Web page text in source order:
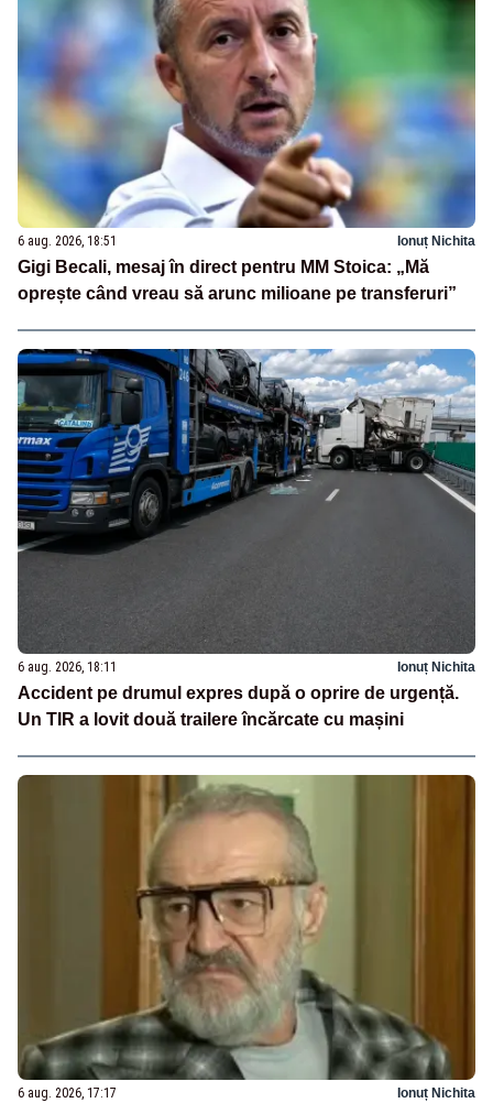
6 aug. 2026, 18:51 Ionuț Nichita
Gigi Becali, mesaj în direct pentru MM Stoica: „Mă
oprește când vreau să arunc milioane pe transferuri”
6 aug. 2026, 18:11 Ionuț Nichita
Accident pe drumul expres după o oprire de urgență.
Un TIR a lovit două trailere încărcate cu mașini
6 aug. 2026, 17:17 Ionuț Nichita